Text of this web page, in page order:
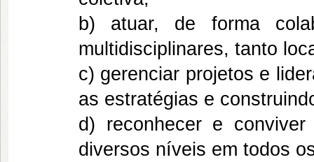
b) atuar, de forma
multidisciplinares, tanto
c) gerenciar projetos e
as estratégias e
d) reconhecer e
diversos níveis em todos